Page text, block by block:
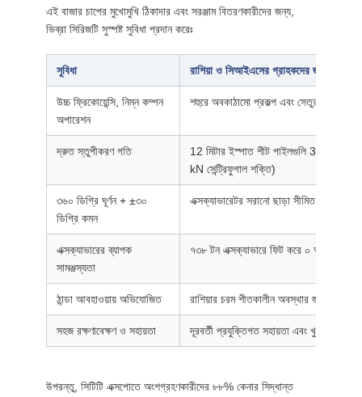
এই বাজার চাপের মুখোমুখি ঠিকাদার এবং সরঞ্জাম বিতরণকারীদের জন্য,
ভিব্রা সিরিজটি সুস্পষ্ট সুবিধা প্রদান করেঃ
সুবিধা রাশিয়া ও সিআইএসের গ্রাহকদের জন্য সুবিধা
উচ্চ ফ্রিকোয়েন্সি, নিম্ন কম্পন
অপারেশন
শহুরে অবকাঠামো প্রকল্প এবং সেতুর
দ্রুত স্তুপীকরণ গতি
12 মিটার ইস্পাত শীট পাইলগুলি 3 ′′ 4
kN সেন্ট্রিফুগাল শক্তি)
৩৬০ ডিগ্রি ঘূর্ণন + ±৩০
ডিগ্রি কমন
এক্সক্যাভারেটর সরানো ছাড়া সীমিত স্থানে
এক্সক্যাভারের ব্যাপক
সামঞ্জস্যতা
৭৩৮ টন এক্সক্যাভারে ফিট করে ০ আলাদা
ঠান্ডা আবহাওয়ায় অভিযোজিত রাশিয়ার চরম শীতকালীন অবস্থার জন্য ঐচ্ছিক
সহজ রক্ষণাবেক্ষণ ও সহায়তা দূরবর্তী প্রযুক্তিগত সহায়তা এবং খুচরা
উপরন্তু, সিটিটি এক্সপোতে অংশগ্রহণকারীদের ৮৮% কেনার সিদ্ধান্ত